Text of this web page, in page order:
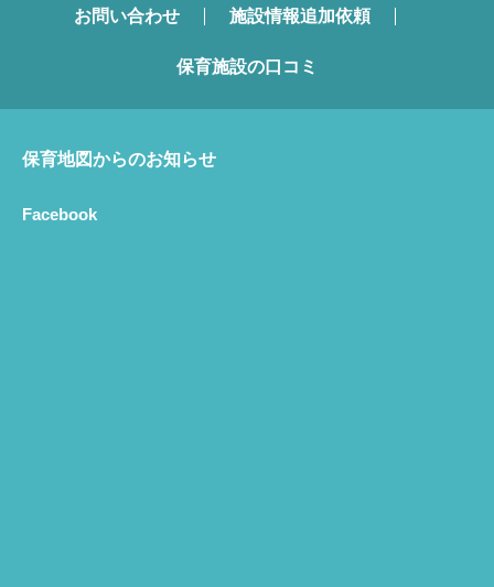
お問い合わせ 施設情報追加依頼
保育施設の口コミ
保育地図からのお知らせ
Facebook